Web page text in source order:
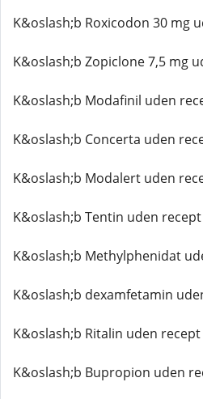
K&oslash;b Roxicodon 30 mg
K&oslash;b Zopiclone 7,5 mg
K&oslash;b Modafinil uden
K&oslash;b Concerta uden
K&oslash;b Modalert uden
K&oslash;b Tentin uden recept
K&oslash;b Methylphenidat
K&oslash;b dexamfetamin
K&oslash;b Ritalin uden recept
K&oslash;b Bupropion uden